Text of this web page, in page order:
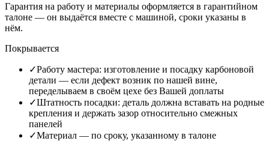
Гарантия на работу и материалы оформляется в гарантийном
талоне — он выдаётся вместе с машиной, сроки указаны в
нём.
Покрывается
✓Работу мастера: изготовление и посадку карбоновой
детали — если дефект возник по нашей вине,
переделываем в своём цехе без Вашей доплаты
✓Штатность посадки: деталь должна вставать на родные
крепления и держать зазор относительно смежных
панелей
✓Материал — по сроку, указанному в талоне